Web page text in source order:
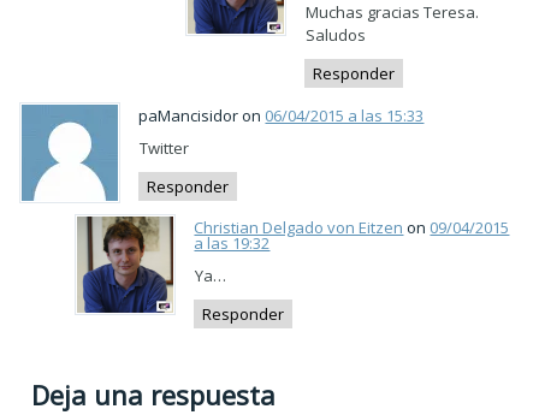
Muchas gracias Teresa.
Saludos
Responder
paMancisidor on 06/04/2015 a las 15:33
Twitter
Responder
Christian Delgado von Eitzen on 09/04/2015
a las 19:32
Ya…
Responder
Deja una respuesta